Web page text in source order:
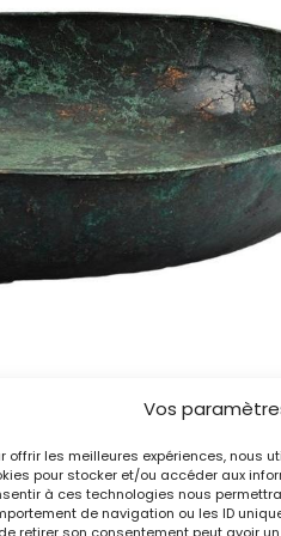
Vos
offrir les meilleures expériences, nous
pour stocker et/ou accéder aux
à ces technologies nous
de navigation ou les ID
vers 500 avant notre ère.
– Trésor de Vix. © RMN-Grand